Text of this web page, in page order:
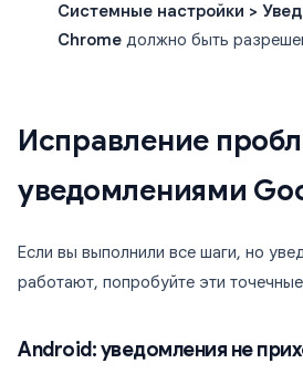
Системные настройки >
Chrome должно быть
Исправление
уведомлениями
Если вы выполнили все шаги, но
работают, попробуйте эти
Android: уведомления не